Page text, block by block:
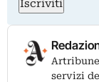
Iscriviti
servizi